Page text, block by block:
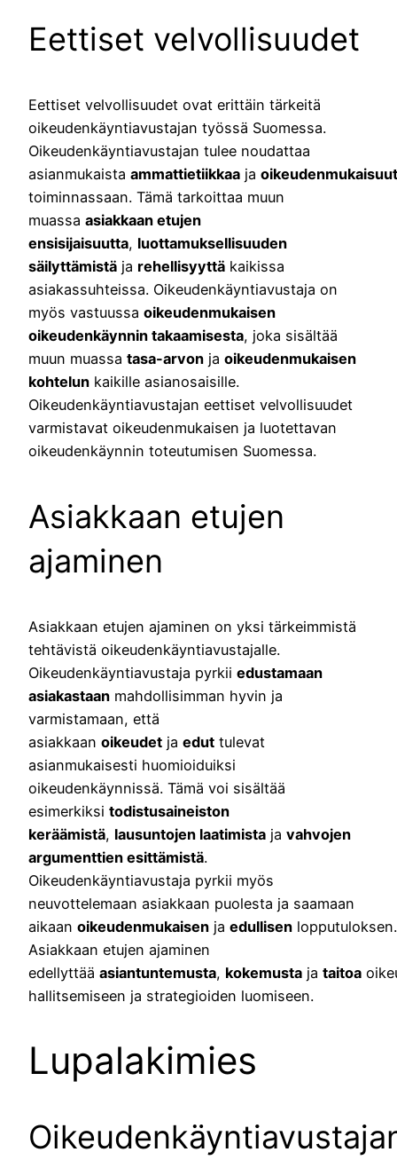
Eettiset velvollisuudet
Eettiset velvollisuudet ovat erittäin tärkeitä
oikeudenkäyntiavustajan työssä Suomessa.
Oikeudenkäyntiavustajan tulee noudattaa
asianmukaista ammattietiikkaa ja
toiminnassaan. Tämä tarkoittaa muun
muassa asiakkaan etujen
ensisijaisuutta, luottamuksellisuuden
säilyttämistä ja rehellisyyttä kaikissa
asiakassuhteissa. Oikeudenkäyntiavustaja on
myös vastuussa oikeudenmukaisen
oikeudenkäynnin takaamisesta, joka sisältää
muun muassa tasa-arvon ja oikeudenmukaisen
kohtelun kaikille asianosaisille.
Oikeudenkäyntiavustajan eettiset velvollisuudet
varmistavat oikeudenmukaisen ja luotettavan
oikeudenkäynnin toteutumisen Suomessa.
Asiakkaan etujen
ajaminen
Asiakkaan etujen ajaminen on yksi tärkeimmistä
tehtävistä oikeudenkäyntiavustajalle.
Oikeudenkäyntiavustaja pyrkii edustamaan
asiakastaan mahdollisimman hyvin ja
varmistamaan, että
asiakkaan oikeudet ja edut tulevat
asianmukaisesti huomioiduiksi
oikeudenkäynnissä. Tämä voi sisältää
esimerkiksi todistusaineiston
keräämistä, lausuntojen laatimista ja vahvojen
argumenttien esittämistä.
Oikeudenkäyntiavustaja pyrkii myös
neuvottelemaan asiakkaan puolesta ja saamaan
aikaan oikeudenmukaisen ja edullisen lopputuloksen.
Asiakkaan etujen ajaminen
edellyttää asiantuntemusta, kokemusta ja taitoa
hallitsemiseen ja strategioiden luomiseen.
Lupalakimies